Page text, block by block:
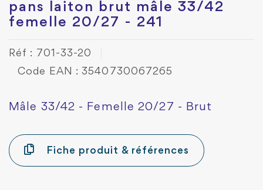
pans laiton brut mâle 33/42
femelle 20/27 - 241
Réf : 701-33-20
Code EAN : 3540730067265
Mâle 33/42 - Femelle 20/27 - Brut
Fiche produit & références